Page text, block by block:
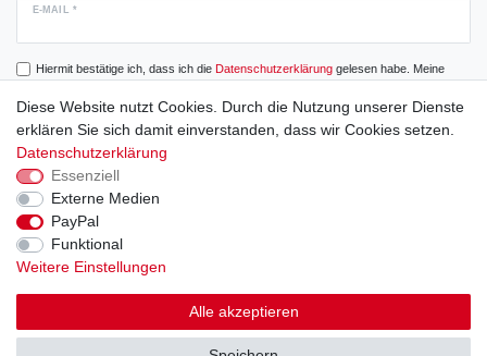
E-MAIL *
Hiermit bestätige ich, dass ich die Daten­schutz­erklärunggelesen habe. Meine
Abonnieren
Widerrufs­recht
Daten­schutz­erklärung AGB
Diese Website nutzt Cookies. Durch die Nutzung unserer Dienste
erklären Sie sich damit einverstanden, dass wir Cookies setzen.
Datenschutzerklärung
Essenziell
Externe Medien
PayPal
Funktional
Weitere Einstellungen
Alle akzeptieren